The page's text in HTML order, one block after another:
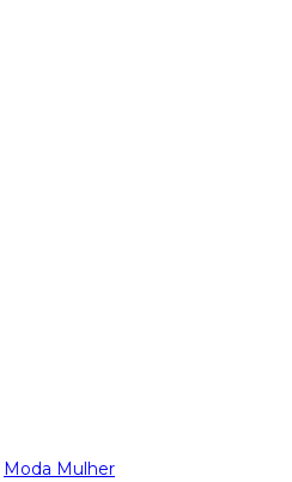
Moda Mulher